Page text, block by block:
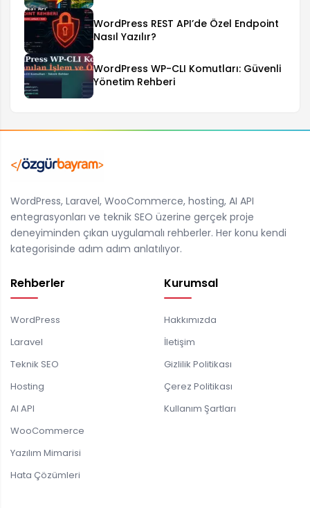
WordPress REST API’de Özel Endpoint
Nasıl Yazılır?
WordPress WP-CLI Komutları: Güvenli
Yönetim Rehberi
WordPress, Laravel, WooCommerce, hosting, AI API
entegrasyonları ve teknik SEO üzerine gerçek proje
deneyiminden çıkan uygulamalı rehberler. Her konu kendi
kategorisinde adım adım anlatılıyor.
Rehberler
WordPress
Laravel
Teknik SEO
Hosting
AI API
WooCommerce
Yazılım Mimarisi
Hata Çözümleri
Kurumsal
Hakkımızda
İletişim
Gizlilik Politikası
Çerez Politikası
Kullanım Şartları